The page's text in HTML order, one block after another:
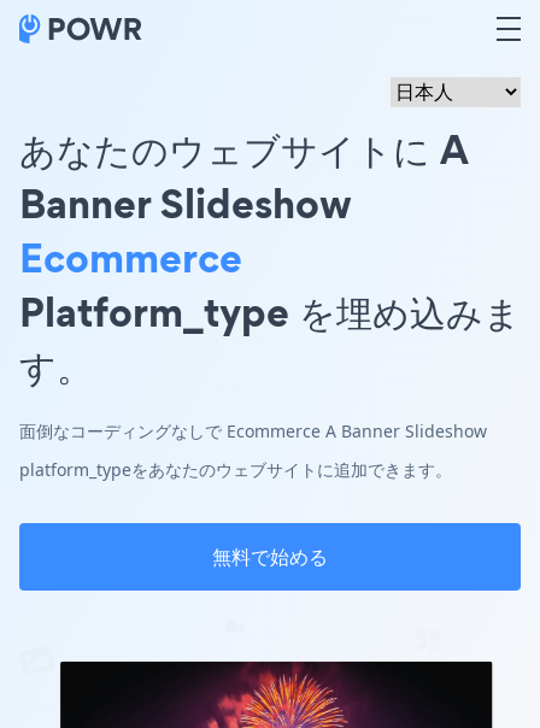
あなたのウェブサイトに A
Banner Slideshow
Ecommerce
Platform_type を埋め込みま
す。
面倒なコーディングなしで Ecommerce A Banner Slideshow
platform_typeをあなたのウェブサイトに追加できます。
無料で始める